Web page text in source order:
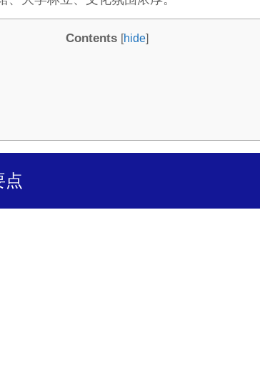
Contents [hide]
点